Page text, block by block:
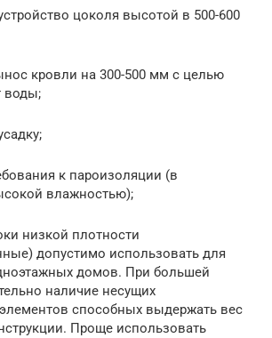
цоколя высотой в 500-600
кровли на 300-500 мм с целью
воды;
к пароизоляции (в
влажностью);
низкой плотности
допустимо использовать для
домов. При большей
наличие несущих
способных выдержать вес
Проще использовать